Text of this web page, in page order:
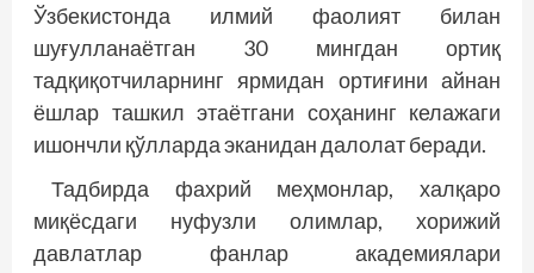
Ўзбекистонда илмий фаолият билан
шуғулланаётган 30 мингдан ортиқ
тадқиқотчиларнинг ярмидан ортиғини айнан
ёшлар ташкил этаётгани соҳанинг келажаги
ишончли қўлларда эканидан далолат беради.
Тадбирда фахрий меҳмонлар, халқаро
миқёсдаги нуфузли олимлар, хорижий
давлатлар фанлар академиялари